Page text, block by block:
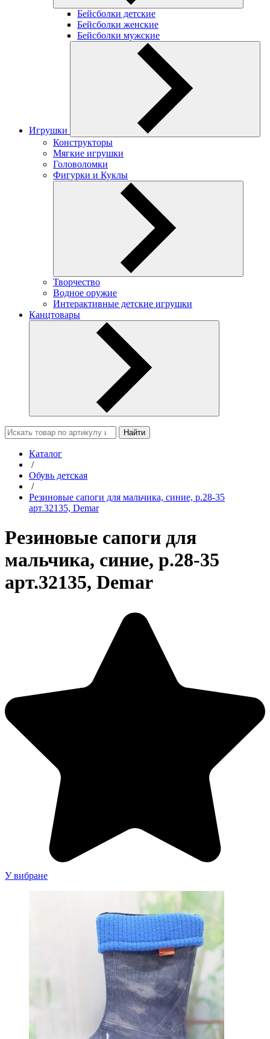
Бейсболки детские
Бейсболки женские
Бейсболки мужские
Игрушки
Конструкторы
Мягкие игрушки
Головоломки
Фигурки и Куклы
Творчество
Водное оружие
Интерактивные детские игрушки
Канцтовары
Найти
Каталог
/
Обувь детская
/
Резиновые сапоги для мальчика, синие, р.28-35
арт.32135, Demar
Резиновые сапоги для
мальчика, синие, р.28-35
арт.32135, Demar
У вибране